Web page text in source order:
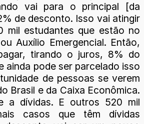
vai para o principal [da
de desconto. Isso vai atingir
mil estudantes que estão no
Auxílio Emergencial. Então,
tirando o juros, 8% do
ainda pode ser parcelado isso
de pessoas se verem
Brasil e da Caixa Econômica.
a dívidas. E outros 520 mil
casos que têm dívidas